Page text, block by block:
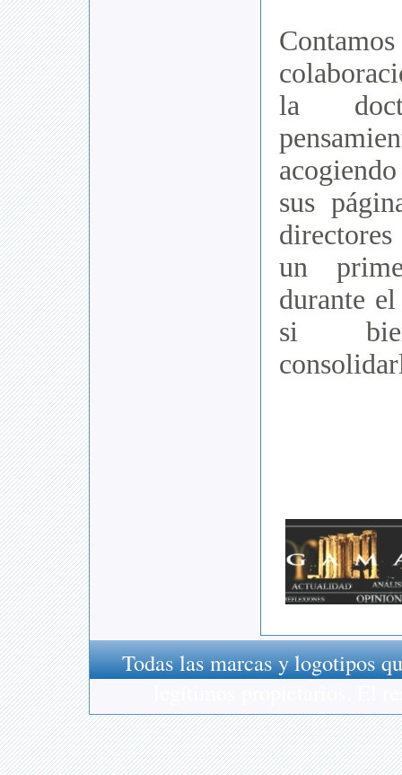
la
sus
un
durante el
si
Todas las marcas y logotipos